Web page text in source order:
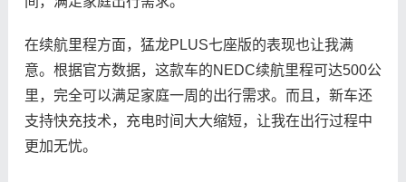
在续航里程方面，猛龙PLUS七座版的表现也让我满
意。根据官方数据，这款车的NEDC续航里程可达500公
里，完全可以满足家庭一周的出行需求。而且，新车还
支持快充技术，充电时间大大缩短，让我在出行过程中
更加无忧。